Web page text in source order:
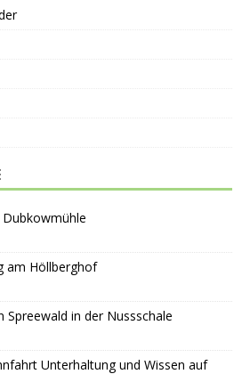
am Höllberghof
Spreewald in der Nussschale
Unterhaltung und Wissen auf